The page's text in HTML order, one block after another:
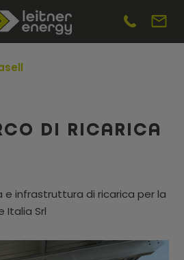
DI RICARICA
e infrastruttura di ricarica per la
Italia Srl